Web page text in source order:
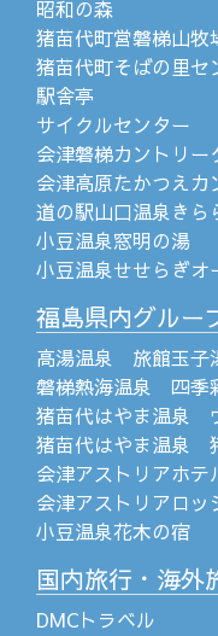
昭和の森
猪苗代町営磐梯山牧
猪苗代町そばの里
駅舎亭
サイクルセンター
会津磐梯カントリー
会津高原たかつえカ
道の駅山口温泉きら
小豆温泉窓明の湯
小豆温泉せせらぎ
福島県内グルー
高湯温泉 旅館玉子
磐梯熱海温泉 四季
猪苗代はやま温泉
猪苗代はやま温泉
会津アストリアホテ
会津アストリアロッ
小豆温泉花木の宿
国内旅行・海外
DMCトラベル